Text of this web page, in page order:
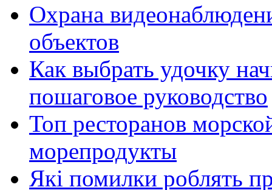
Охрана
объектов
Как выбрать удочку
пошаговое руководство
Топ ресторанов
морепродукты
Які помилки роблять